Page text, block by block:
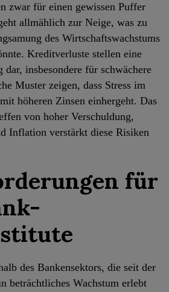
zwar für einen gewissen Puffer
allmählich zur Neige, was zu
des Wirtschaftswachstums
Kreditverluste stellen eine
dar, insbesondere für schwächere
Muster zeigen, dass Stress im
höheren Zinsen einhergeht. Das
von hoher Verschuldung,
Inflation verstärkt diese Risiken
für
des Bankensektors, die seit der
beträchtliches Wachstum erlebt